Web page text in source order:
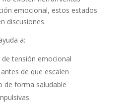
emocional, estos estados
discusiones.
a:
de tensión emocional
de que escalen
de forma saludable